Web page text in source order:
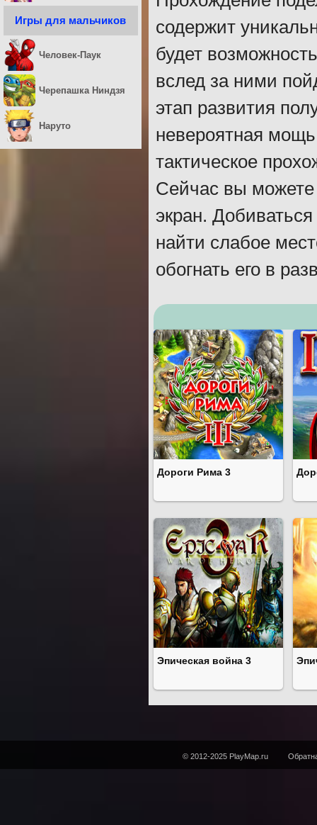
содержит
будет
вслед за ними
этап развития
невероятная мощь
тактическое
Сейчас вы можете
экран.
найти слабое
обогнать его в
Дороги Рима 3
Эпическая война 3
Игры для мальчиков
Человек-Паук
Черепашка Ниндзя
Наруто
© 2012-2025 PlayMap.ru